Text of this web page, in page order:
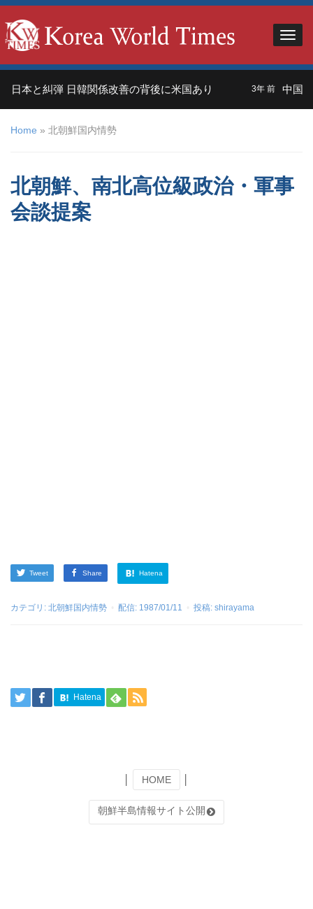
本と糾弾 日韓関係改善の背後に米国あり 3年 前 中国人
Home » 北朝鮮国内情勢
北朝鮮、南北高位級政治・軍事
会談提案
Tweet Share Hatena
カテゴリ: 北朝鮮国内情勢 配信: 1987/01/11 投稿: shirayama
Hatena
HOME
朝鮮半島情報サイト公開